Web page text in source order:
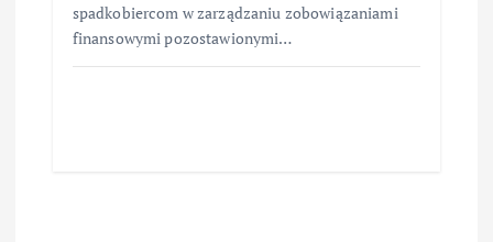
spadkobiercom w zarządzaniu zobowiązaniami
finansowymi pozostawionymi…